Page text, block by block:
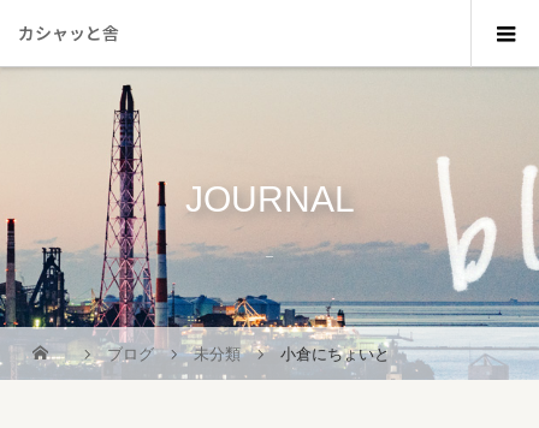
カシャッと舎
JOURNAL
_
ブログ 未分類 小倉にちょいと